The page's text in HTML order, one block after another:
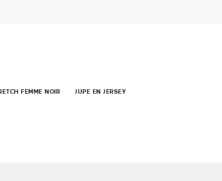
FEMME NOIR JUPE EN JERSEY